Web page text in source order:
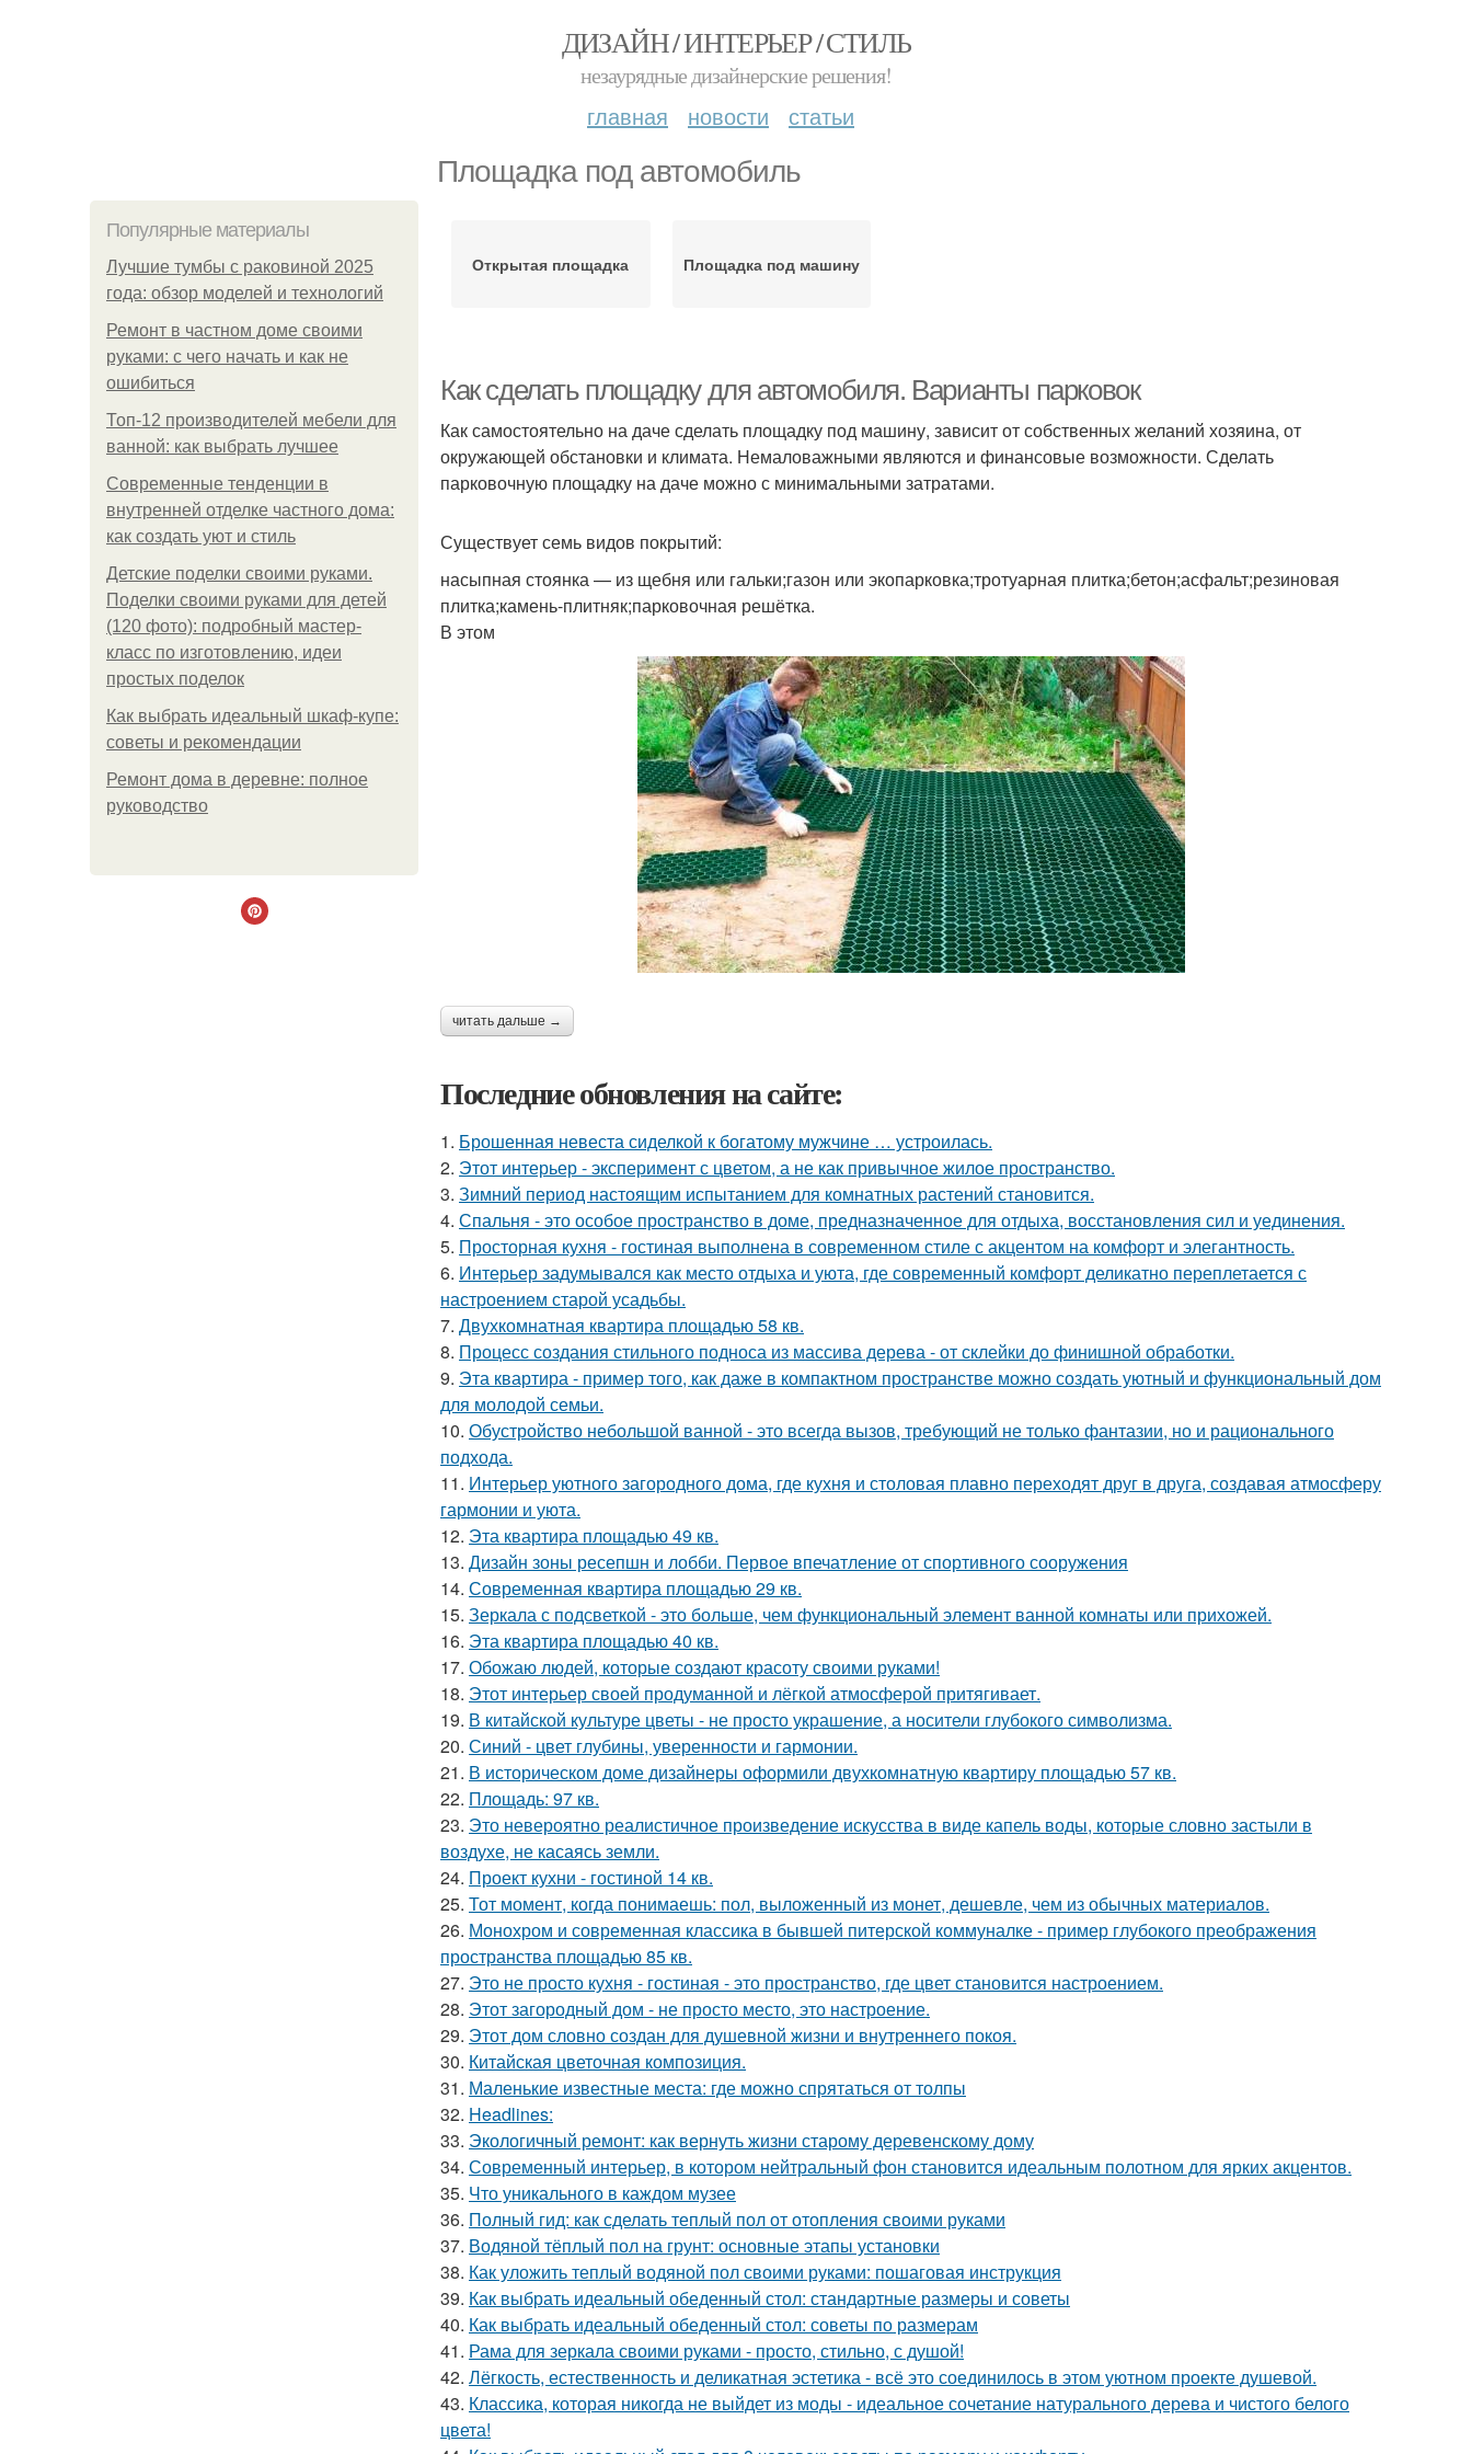
ДИЗАЙН / ИНТЕРЬЕР / СТИЛЬ
незаурядные дизайнерские решения!
главная новости статьи
Площадка под автомобиль
Популярные материалы
Лучшие тумбы с раковиной 2025
года: обзор моделей и технологий
Ремонт в частном доме своими
руками: с чего начать и как не
ошибиться
Топ-12 производителей мебели для
ванной: как выбрать лучшее
Современные тенденции в
внутренней отделке частного дома:
как создать уют и стиль
Детские поделки своими руками.
Поделки своими руками для детей
(120 фото): подробный мастер-
класс по изготовлению, идеи
простых поделок
Как выбрать идеальный шкаф-купе:
советы и рекомендации
Ремонт дома в деревне: полное
руководство
Открытая площадка Площадка под машину
Как сделать площадку для автомобиля. Варианты парковок
Как самостоятельно на даче сделать площадку под машину, зависит от собственных желаний хозяина, от
окружающей обстановки и климата. Немаловажными являются и финансовые возможности. Сделать
парковочную площадку на даче можно с минимальными затратами.
Существует семь видов покрытий:
насыпная стоянка — из щебня или гальки;газон или экопарковка;тротуарная плитка;бетон;асфальт;резиновая
плитка;камень-плитняк;парковочная решётка.
В этом
читать дальше →
Последние обновления на сайте:
1. Брошенная невеста сиделкой к богатому мужчине … устроилась.
2. Этот интерьер - эксперимент с цветом, а не как привычное жилое пространство.
3. Зимний период настоящим испытанием для комнатных растений становится.
4. Спальня - это особое пространство в доме, предназначенное для отдыха, восстановления сил и уединения.
5. Просторная кухня - гостиная выполнена в современном стиле с акцентом на комфорт и элегантность.
6. Интерьер задумывался как место отдыха и уюта, где современный комфорт деликатно переплетается с
настроением старой усадьбы.
7. Двухкомнатная квартира площадью 58 кв.
8. Процесс создания стильного подноса из массива дерева - от склейки до финишной обработки.
9. Эта квартира - пример того, как даже в компактном пространстве можно создать уютный и функциональный дом
для молодой семьи.
10. Обустройство небольшой ванной - это всегда вызов, требующий не только фантазии, но и рационального
подхода.
11. Интерьер уютного загородного дома, где кухня и столовая плавно переходят друг в друга, создавая атмосферу
гармонии и уюта.
12. Эта квартира площадью 49 кв.
13. Дизайн зоны ресепшн и лобби. Первое впечатление от спортивного сооружения
14. Современная квартира площадью 29 кв.
15. Зеркала с подсветкой - это больше, чем функциональный элемент ванной комнаты или прихожей.
16. Эта квартира площадью 40 кв.
17. Обожаю людей, которые создают красоту своими руками!
18. Этот интерьер своей продуманной и лёгкой атмосферой притягивает.
19. В китайской культуре цветы - не просто украшение, а носители глубокого символизма.
20. Синий - цвет глубины, уверенности и гармонии.
21. В историческом доме дизайнеры оформили двухкомнатную квартиру площадью 57 кв.
22. Площадь: 97 кв.
23. Это невероятно реалистичное произведение искусства в виде капель воды, которые словно застыли в
воздухе, не касаясь земли.
24. Проект кухни - гостиной 14 кв.
25. Тот момент, когда понимаешь: пол, выложенный из монет, дешевле, чем из обычных материалов.
26. Монохром и современная классика в бывшей питерской коммуналке - пример глубокого преображения
пространства площадью 85 кв.
27. Это не просто кухня - гостиная - это пространство, где цвет становится настроением.
28. Этот загородный дом - не просто место, это настроение.
29. Этот дом словно создан для душевной жизни и внутреннего покоя.
30. Китайская цветочная композиция.
31. Маленькие известные места: где можно спрятаться от толпы
32. Headlines:
33. Экологичный ремонт: как вернуть жизни старому деревенскому дому
34. Современный интерьер, в котором нейтральный фон становится идеальным полотном для ярких акцентов.
35. Что уникального в каждом музее
36. Полный гид: как сделать теплый пол от отопления своими руками
37. Водяной тёплый пол на грунт: основные этапы установки
38. Как уложить теплый водяной пол своими руками: пошаговая инструкция
39. Как выбрать идеальный обеденный стол: стандартные размеры и советы
40. Как выбрать идеальный обеденный стол: советы по размерам
41. Рама для зеркала своими руками - просто, стильно, с душой!
42. Лёгкость, естественность и деликатная эстетика - всё это соединилось в этом уютном проекте душевой.
43. Классика, которая никогда не выйдет из моды - идеальное сочетание натурального дерева и чистого белого
цвета!